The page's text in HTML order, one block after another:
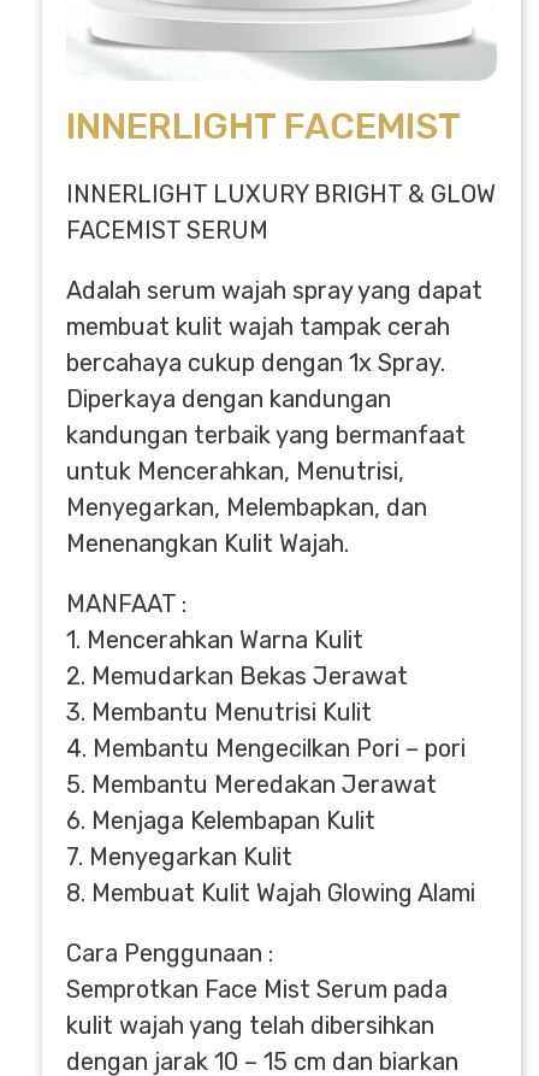
INNERLIGHT FACEMIST
INNERLIGHT LUXURY BRIGHT & GLOW
FACEMIST SERUM
Adalah serum wajah spray yang dapat
membuat kulit wajah tampak cerah
bercahaya cukup dengan 1x Spray.
Diperkaya dengan kandungan
kandungan terbaik yang bermanfaat
untuk Mencerahkan, Menutrisi,
Menyegarkan, Melembapkan, dan
Menenangkan Kulit Wajah.
MANFAAT :
1. Mencerahkan Warna Kulit
2. Memudarkan Bekas Jerawat
3. Membantu Menutrisi Kulit
4. Membantu Mengecilkan Pori – pori
5. Membantu Meredakan Jerawat
6. Menjaga Kelembapan Kulit
7. Menyegarkan Kulit
8. Membuat Kulit Wajah Glowing Alami
Cara Penggunaan :
Semprotkan Face Mist Serum pada
kulit wajah yang telah dibersihkan
dengan jarak 10 – 15 cm dan biarkan